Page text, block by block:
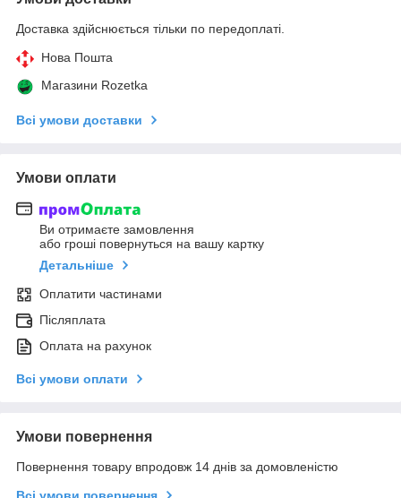
Доставка здійснюється тільки по передоплаті.
Нова Пошта
Магазини Rozetka
Всі умови доставки
Умови оплати
Ви отримаєте замовлення
або гроші повернуться на вашу картку
Детальніше
Оплатити частинами
Післяплата
Оплата на рахунок
Всі умови оплати
Умови повернення
Повернення товару впродовж 14 днів за домовленістю